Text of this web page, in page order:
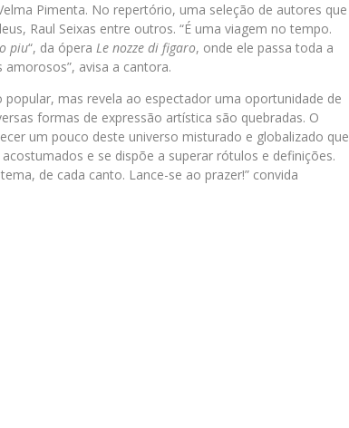
Pimenta. No repertório, uma seleção de autores que
Raul Seixas entre outros. “É uma viagem no tempo.
piu“, da ópera Le nozze di figaro, onde ele passa toda a
avisa a cantora.
mas revela ao espectador uma oportunidade de
formas de expressão artística são quebradas. O
um pouco deste universo misturado e globalizado que
e se dispõe a superar rótulos e definições.
de cada canto. Lance-se ao prazer!” convida